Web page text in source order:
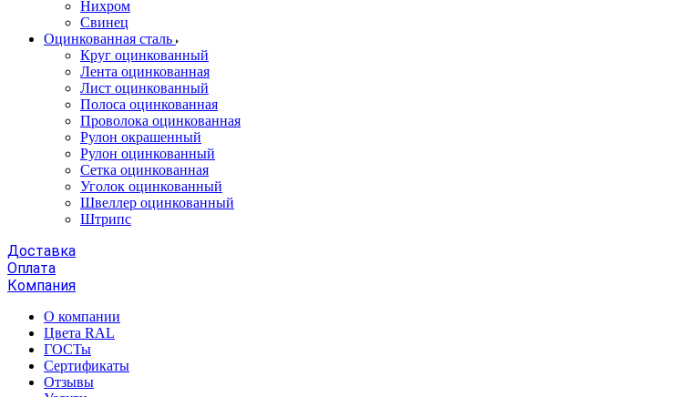
Нихром
Свинец
Оцинкованная сталь
Круг оцинкованный
Лента оцинкованная
Лист оцинкованный
Полоса оцинкованная
Проволока оцинкованная
Рулон окрашенный
Рулон оцинкованный
Сетка оцинкованная
Уголок оцинкованный
Швеллер оцинкованный
Штрипс
Доставка
Оплата
Компания
О компании
Цвета RAL
ГОСТы
Сертификаты
Отзывы